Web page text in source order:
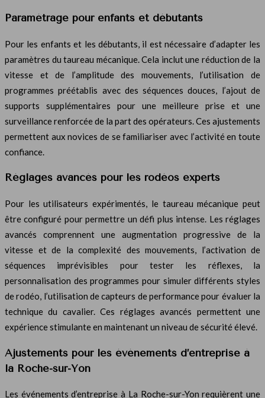
Paramétrage pour enfants et débutants
Pour les enfants et les débutants, il est nécessaire d’adapter les
paramètres du taureau mécanique. Cela inclut une réduction de la
vitesse et de l’amplitude des mouvements, l’utilisation de
programmes préétablis avec des séquences douces, l’ajout de
supports supplémentaires pour une meilleure prise et une
surveillance renforcée de la part des opérateurs. Ces ajustements
permettent aux novices de se familiariser avec l’activité en toute
confiance.
Réglages avancés pour les rodéos experts
Pour les utilisateurs expérimentés, le taureau mécanique peut
être configuré pour permettre un défi plus intense. Les réglages
avancés comprennent une augmentation progressive de la
vitesse et de la complexité des mouvements, l’activation de
séquences imprévisibles pour tester les réflexes, la
personnalisation des programmes pour simuler différents styles
de rodéo, l’utilisation de capteurs de performance pour évaluer la
technique du cavalier. Ces réglages avancés permettent une
expérience stimulante en maintenant un niveau de sécurité élevé.
Ajustements pour les événements d’entreprise à
la Roche-sur-Yon
Les événements d’entreprise à La Roche-sur-Yon requièrent une